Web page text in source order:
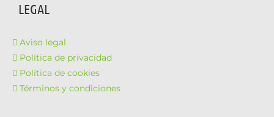
LEGAL
Aviso legal
Política de privacidad
Política de cookies
Términos y condiciones